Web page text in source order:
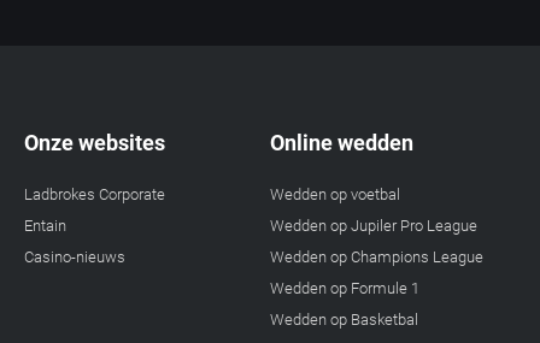
Onze websites
Ladbrokes Corporate
Entain
Casino-nieuws
Online wedden
Wedden op voetbal
Wedden op Jupiler Pro League
Wedden op Champions League
Wedden op Formule 1
Wedden op Basketbal